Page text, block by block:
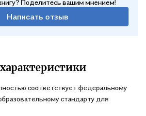
Поделитесь вашим мнением!
Написать отзыв
соответствует федеральному
стандарту для